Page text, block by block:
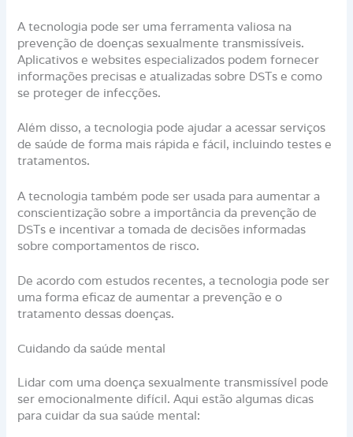
A tecnologia pode ser uma ferramenta valiosa na
prevenção de doenças sexualmente transmissíveis.
Aplicativos e websites especializados podem fornecer
informações precisas e atualizadas sobre DSTs e como
se proteger de infecções.
Além disso, a tecnologia pode ajudar a acessar serviços
de saúde de forma mais rápida e fácil, incluindo testes e
tratamentos.
A tecnologia também pode ser usada para aumentar a
conscientização sobre a importância da prevenção de
DSTs e incentivar a tomada de decisões informadas
sobre comportamentos de risco.
De acordo com estudos recentes, a tecnologia pode ser
uma forma eficaz de aumentar a prevenção e o
tratamento dessas doenças.
Cuidando da saúde mental
Lidar com uma doença sexualmente transmissível pode
ser emocionalmente difícil. Aqui estão algumas dicas
para cuidar da sua saúde mental: